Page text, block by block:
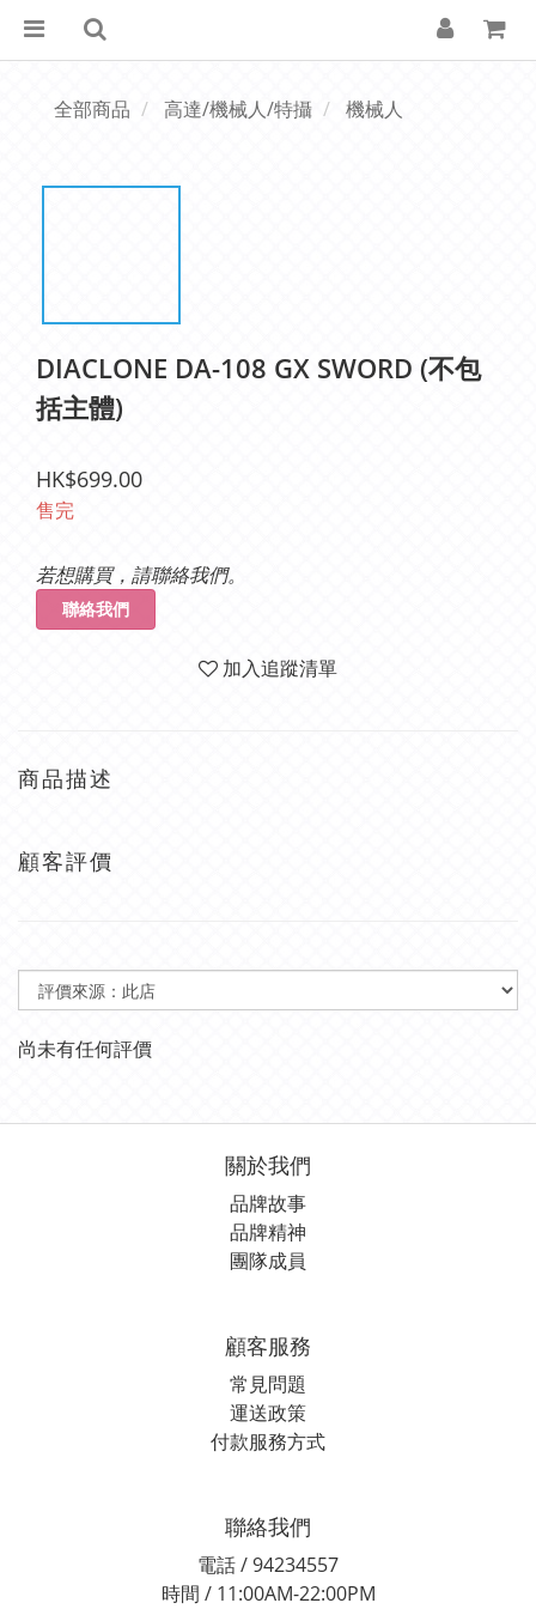
全部商品 高達/機械人/特攝 機械人
DIACLONE DA-108 GX SWORD (不包
括主體)
HK$699.00
售完
若想購買，請聯絡我們。
聯絡我們
加入追蹤清單
商品描述
顧客評價
尚未有任何評價
關於我們
品牌故事
品牌精神
團隊成員
顧客服務
常見問題
運送政策
付款服務方式
聯絡我們
電話 / 94234557
時間 / 11:00AM-22:00PM